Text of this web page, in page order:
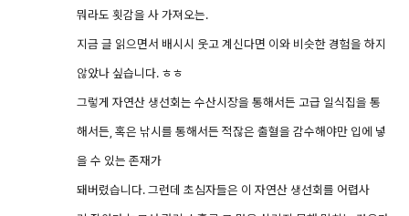
뭐라도 횟감을 사 가져오는.
지금 글 읽으면서 배시시 웃고 계신다면 이와 비슷한 경험을 하지
않았나 싶습니다. ㅎㅎ
그렇게 자연산 생선회는 수산시장을 통해서든 고급 일식집을 통
해서든, 혹은 낚시를 통해서든 적잖은 출혈을 감수해야만 입에 넣
을 수 있는 존재가
돼버렸습니다. 그런데 초심자들은 이 자연산 생선회를 어렵사